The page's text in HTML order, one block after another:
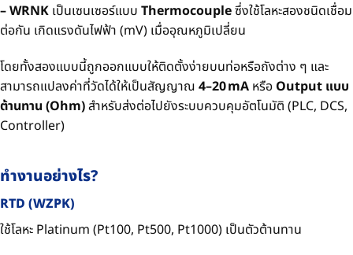
– WRNK เป็นเซนเซอร์แบบ Thermocoupleซึ่งใช้โลหะสองชนิดเชื่อม
ต่อกัน เกิดแรงดันไฟฟ้า (mV) เมื่ออุณหภูมิเปลี่ยน
โดยทั้งสองแบบนี้ถูกออกแบบให้ติดตั้งง่ายบนท่อหรือถังต่าง ๆ และ
สามารถแปลงค่าที่วัดได้ให้เป็นสัญญาณ 4–20 mA หรือ Output แบบ
ต้านทาน (Ohm)สำหรับส่งต่อไปยังระบบควบคุมอัตโนมัติ (PLC, DCS,
Controller)
ทำงานอย่างไร?
RTD (WZPK)
ใช้โลหะ Platinum (Pt100, Pt500, Pt1000) เป็นตัวต้านทาน